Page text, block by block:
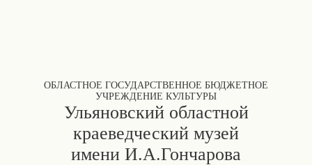
ОБЛАСТНОЕ ГОСУДАРСТВЕННОЕ БЮДЖЕТНОЕ
УЧРЕЖДЕНИЕ КУЛЬТУРЫ
Ульяновский областной
краеведческий музей
имени И.А.Гончарова